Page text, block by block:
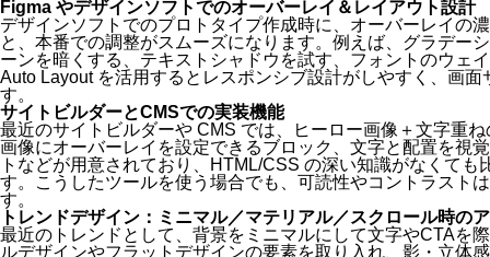
Figma やデザインソフトでのオーバーレイ＆レイアウト設計
デザインソフトでのプロトタイプ作成時に、オーバーレイの
と、本番での調整がスムーズになります。例えば、グラデー
ーンを暗くする、テキストシャドウを試す、フォントのウェ
Auto Layout を活用するとレスポンシブ設計がしやすく、画
す。
サイトビルダーとCMSでの実装機能
最近のサイトビルダーや CMS では、ヒーロー画像＋文字重
画像にオーバーレイを設定できるブロック、文字と配置を視
トなどが用意されており、HTML/CSS の深い知識がなくて
す。こうしたツールを使う場合でも、可読性やコントラスト
す。
トレンドデザイン：ミニマル／マテリアル／スクロール時の
最近のトレンドとして、背景をミニマルにして文字やCTAを
ルデザインやフラットデザインの要素を取り入れ、影・立体